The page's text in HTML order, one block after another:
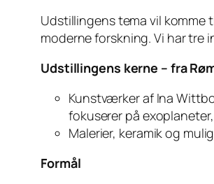
Udstillingens tema vil komme
moderne forskning. Vi har tre
Udstillingens kerne – fra
Kunstværker af Ina
fokuserer på
Malerier, keramik og
Formål